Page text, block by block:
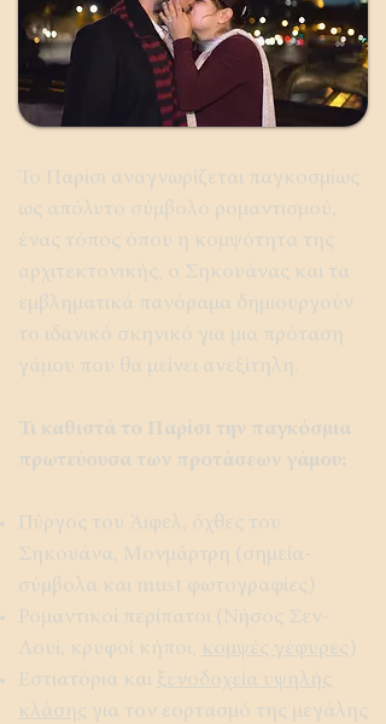
Το Παρίσι αναγνωρίζεται παγκοσμίως
ως απόλυτο σύμβολο ρομαντισμού,
ένας τόπος όπου η κομψότητα της
αρχιτεκτονικής, ο Σηκουάνας και τα
εμβληματικά πανόραμα δημιουργούν
το ιδανικό σκηνικό για μια πρόταση
γάμου που θα μείνει ανεξίτηλη.
Τι καθιστά το Παρίσι την παγκόσμια
πρωτεύουσα των προτάσεων γάμου:
Πύργος του Άιφελ, όχθες του
Σηκουάνα, Μονμάρτρη (σημεία-
σύμβολα και must φωτογραφίες)
Ρομαντικοί περίπατοι (Νήσος Σεν-
Λουί, κρυφοί κήποι,
κομψές γέφυρες )
Εστιατόρια και ξενοδοχεία υψηλής
κλάσης για τον εορτασμό της μεγάλης